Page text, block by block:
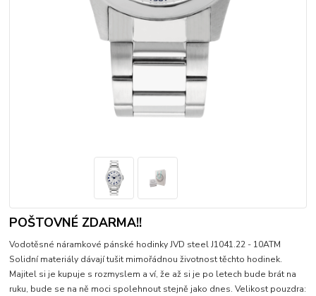
POŠTOVNÉ ZDARMA!!
Vodotěsné náramkové pánské hodinky JVD steel J1041.22 - 10ATM
Solidní materiály dávají tušit mimořádnou životnost těchto hodinek.
Majitel si je kupuje s rozmyslem a ví, že až si je po letech bude brát na
ruku, bude se na ně moci spolehnout stejně jako dnes. Velikost pouzdra: